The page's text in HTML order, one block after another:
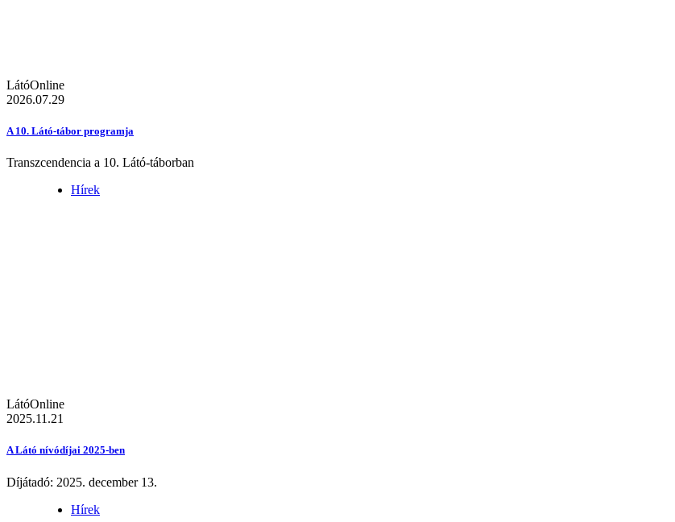
LátóOnline
2026.07.29
A 10. Látó-tábor programja
Transzcendencia a 10. Látó-táborban
Hírek
LátóOnline
2025.11.21
A Látó nívódíjai 2025-ben
Díjátadó: 2025. december 13.
Hírek